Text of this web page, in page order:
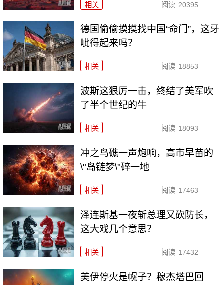
相关 阅读 20395
德国偷偷摸摸找中国“命门”，这牙
呲得起来吗？
相关 阅读 18853
波斯这狠厉一击，终结了美军吹
了半个世纪的牛
相关 阅读 18093
冲之鸟礁一声炮响，高市早苗的
\"岛链梦\"碎一地
相关 阅读 17463
泽连斯基一夜斩总理又砍防长，
这大戏几个意思？
相关 阅读 17432
美伊停火是幌子？穆杰塔巴回